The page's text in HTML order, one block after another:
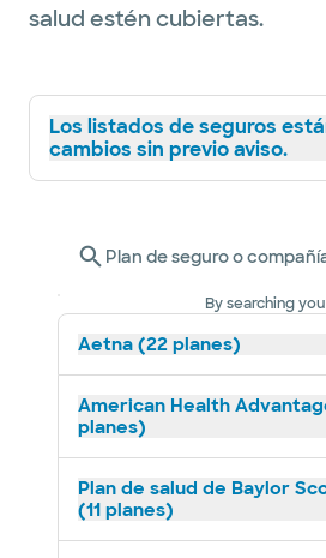
salud estén cubiertas.
Los listados de seguros
cambios sin previo aviso.
Plan de seguro o
By searching
Aetna (22 planes)
American Health
planes)
Plan de salud de Baylor
(11 planes)